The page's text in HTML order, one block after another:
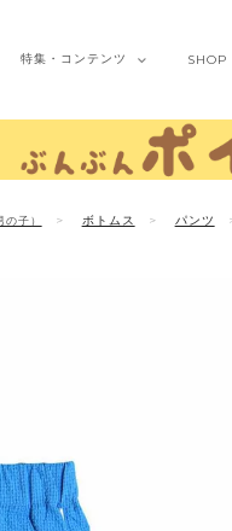
特集・ コンテンツ SHOP
の子） ボトムス パンツ